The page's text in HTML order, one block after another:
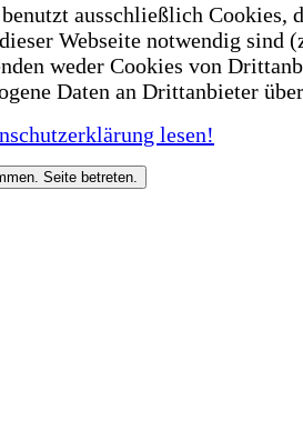
ausschließlich Cookies,
Webseite notwendig sind
weder Cookies von
Daten an Drittanbieter
lesen!
Seite betreten.